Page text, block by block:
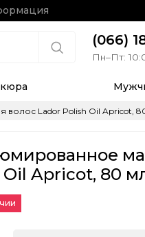
(066)
Пн–Пт:
Lador Polish Oil Apricot,
Apricot, 80